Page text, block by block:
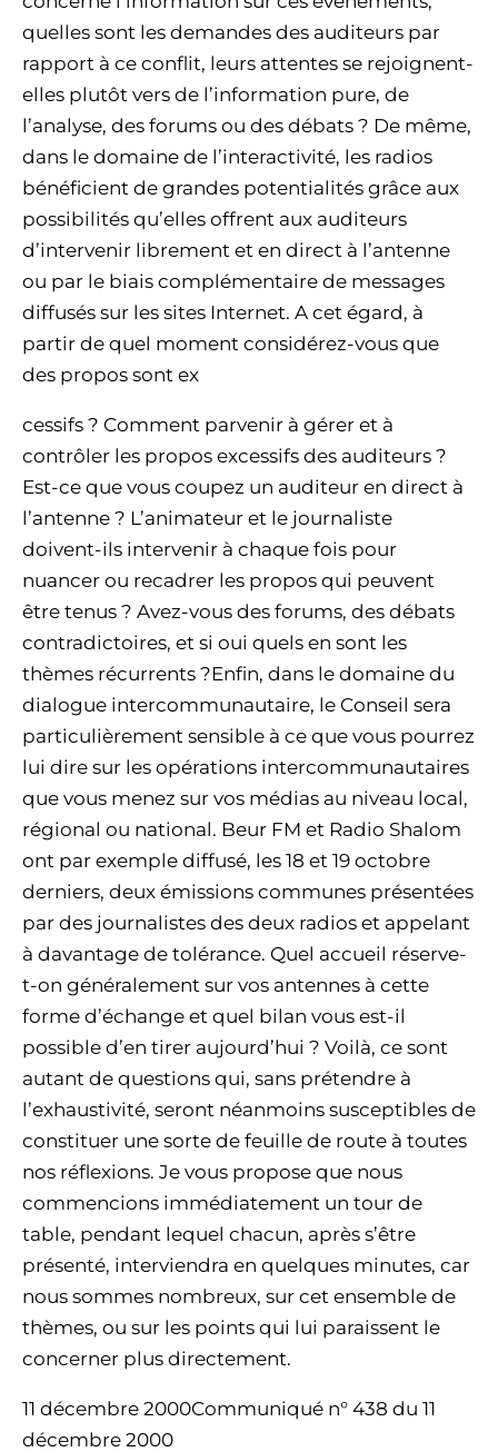
quelles sont les demandes des auditeurs par
rapport à ce conflit, leurs attentes se rejoignent-
elles plutôt vers de l’information pure, de
l’analyse, des forums ou des débats ? De même,
dans le domaine de l’interactivité, les radios
bénéficient de grandes potentialités grâce aux
possibilités qu’elles offrent aux auditeurs
d’intervenir librement et en direct à l’antenne
ou par le biais complémentaire de messages
diffusés sur les sites Internet. A cet égard, à
partir de quel moment considérez-vous que
des propos sont ex
cessifs ? Comment parvenir à gérer et à
contrôler les propos excessifs des auditeurs ?
Est-ce que vous coupez un auditeur en direct à
l’antenne ? L’animateur et le journaliste
doivent-ils intervenir à chaque fois pour
nuancer ou recadrer les propos qui peuvent
être tenus ? Avez-vous des forums, des débats
contradictoires, et si oui quels en sont les
thèmes récurrents ?Enfin, dans le domaine du
dialogue intercommunautaire, le Conseil sera
particulièrement sensible à ce que vous pourrez
lui dire sur les opérations intercommunautaires
que vous menez sur vos médias au niveau local,
régional ou national. Beur FM et Radio Shalom
ont par exemple diffusé, les 18 et 19 octobre
derniers, deux émissions communes présentées
par des journalistes des deux radios et appelant
à davantage de tolérance. Quel accueil réserve-
t-on généralement sur vos antennes à cette
forme d’échange et quel bilan vous est-il
possible d’en tirer aujourd’hui ? Voilà, ce sont
autant de questions qui, sans prétendre à
l’exhaustivité, seront néanmoins susceptibles de
constituer une sorte de feuille de route à toutes
nos réflexions. Je vous propose que nous
commencions immédiatement un tour de
table, pendant lequel chacun, après s’être
présenté, interviendra en quelques minutes, car
nous sommes nombreux, sur cet ensemble de
thèmes, ou sur les points qui lui paraissent le
concerner plus directement.
11 décembre 2000Communiqué n° 438 du 11
décembre 2000